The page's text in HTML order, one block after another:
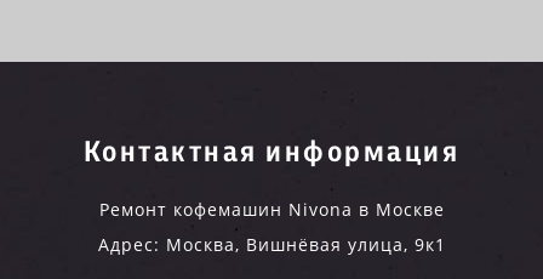
Контактная информация
Ремонт кофемашин Nivona в Москве
Адрес: Москва, Вишнёвая улица, 9к1